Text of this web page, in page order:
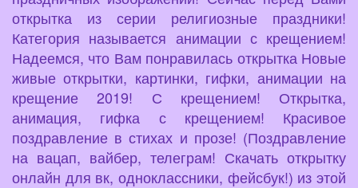
открытка из серии религиозные праздники!
Категория называется анимации с крещением!
Надеемся, что Вам понравилась открытка Новые
живые открытки, картинки, гифки, анимации на
крещение 2019! С крещением! Открытка,
анимация, гифка с крещением! Красивое
поздравление в стихах и прозе! (Поздравление
на вацап, вайбер, телеграм! Скачать открытку
онлайн для вк, одноклассники, фейсбук!) из этой